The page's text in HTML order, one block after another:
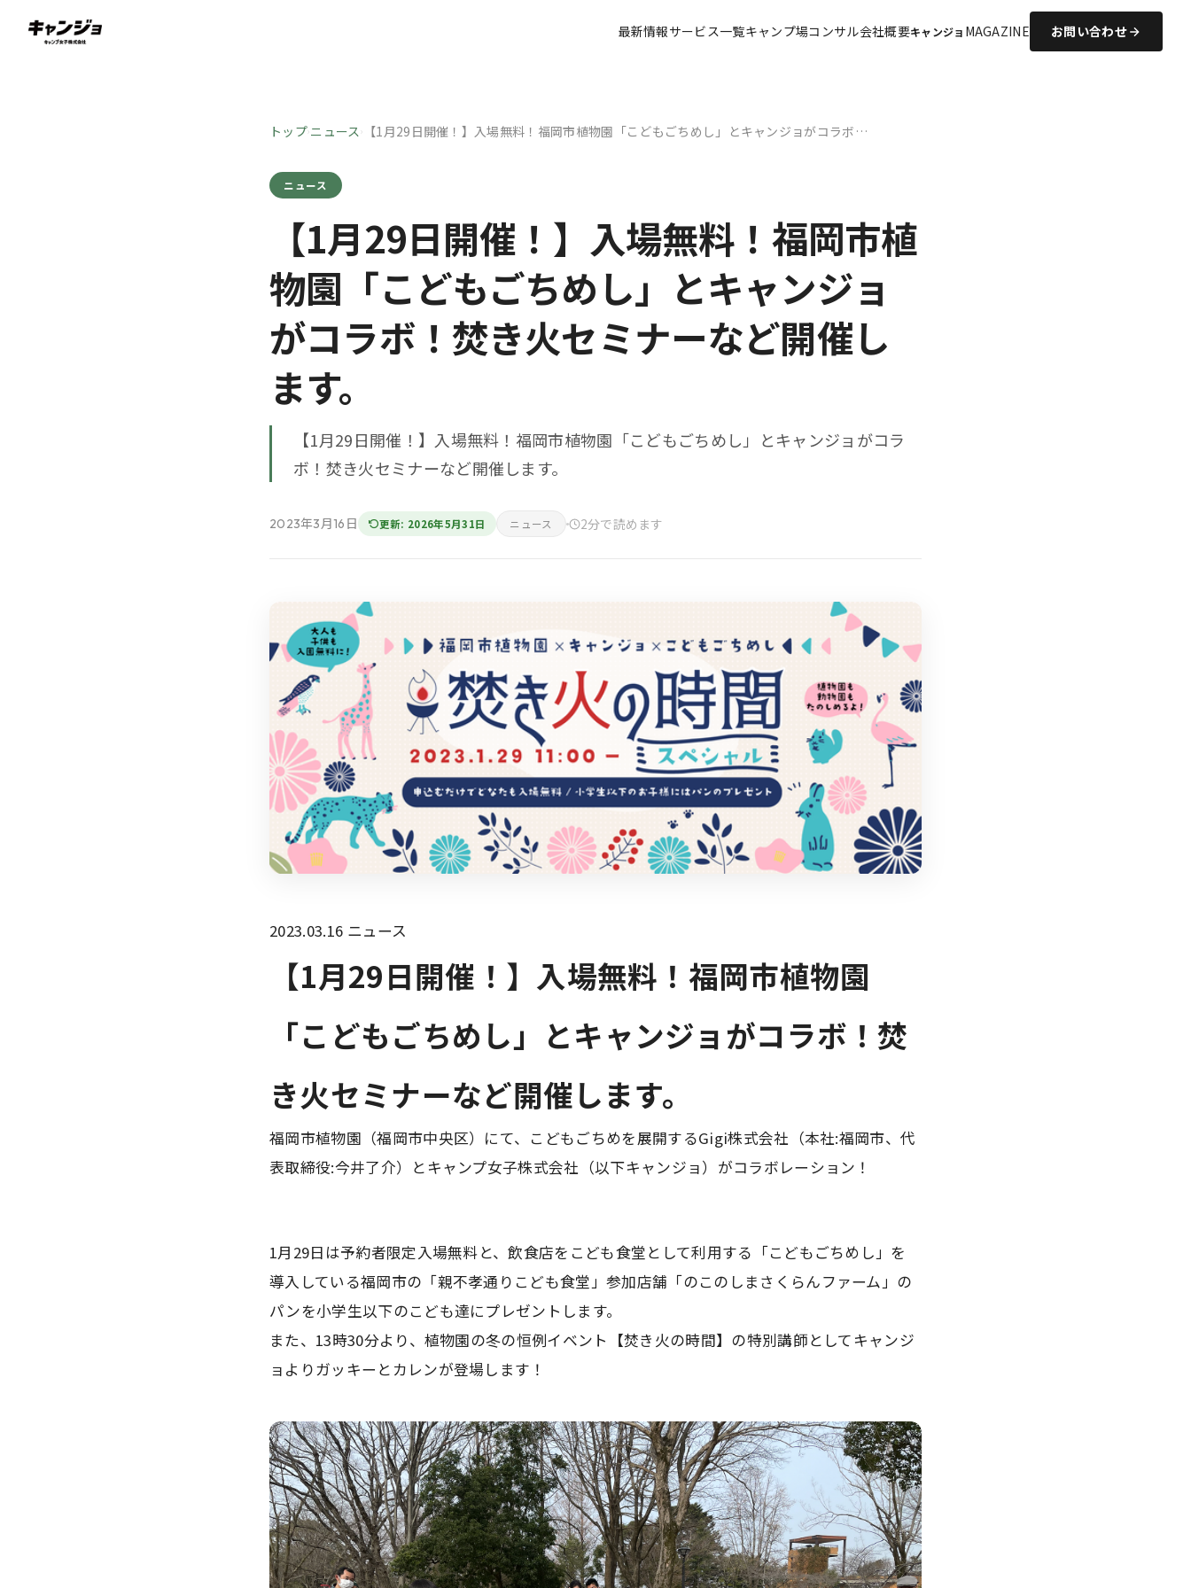
最新情報サービス一覧キャンプ場コンサル会社概要キャンジョ MAGAZINE お問い合わせ
トップ›ニュース › 【1月29日開催！】入場無料！福岡市植物園「こどもごちめし」とキャンジョがコラボ…
ニュース
【1月29日開催！】入場無料！福岡市植
物園「こどもごちめし」とキャンジョ
がコラボ！焚き火セミナーなど開催し
ます。
【1月29日開催！】入場無料！福岡市植物園「こどもごちめし」とキャンジョがコラ
ボ！焚き火セミナーなど開催します。
2023年3月16日 更新: 2026年5月31日 ニュース 2分で読めます
2023.03.16 ニュース
【1月29日開催！】入場無料！福岡市植物園
「こどもごちめし」とキャンジョがコラボ！焚
き火セミナーなど開催します。
福岡市植物園（福岡市中央区）にて、こどもごちめを展開するGigi株式会社（本社:福岡市、代
表取締役:今井了介）とキャンプ女子株式会社（以下キャンジョ）がコラボレーション！
1月29日は予約者限定入場無料と、飲食店をこども食堂として利用する「こどもごちめし」を
導入している福岡市の「親不孝通りこども食堂」参加店舗「のこのしまさくらんファーム」の
パンを小学生以下のこども達にプレゼントします。
また、13時30分より、植物園の冬の恒例イベント【焚き火の時間】の特別講師としてキャンジ
ョよりガッキーとカレンが登場します！